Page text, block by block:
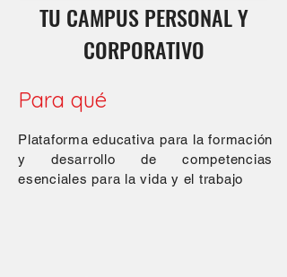
TU CAMPUS PERSONAL Y
CORPORATIVO
Para qué
Plataforma educativa para la formación
y desarrollo de competencias
esenciales para la vida y el trabajo